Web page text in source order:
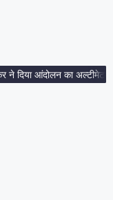
आंदोलन का अल्टीमेटम।